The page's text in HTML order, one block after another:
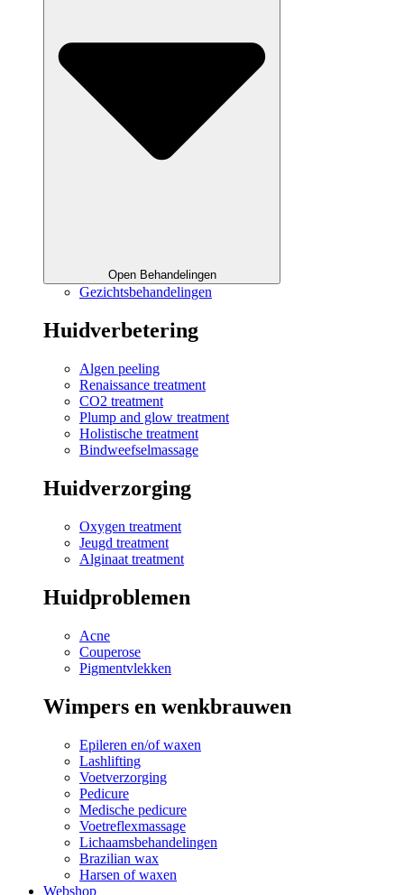
Open Behandelingen
Gezichtsbehandelingen
Huidverbetering
Algen peeling
Renaissance treatment
CO2 treatment
Plump and glow treatment
Holistische treatment
Bindweefselmassage
Huidverzorging
Oxygen treatment
Jeugd treatment
Alginaat treatment
Huidproblemen
Acne
Couperose
Pigmentvlekken
Wimpers en wenkbrauwen
Epileren en/of waxen
Lashlifting
Voetverzorging
Pedicure
Medische pedicure
Voetreflexmassage
Lichaamsbehandelingen
Brazilian wax
Harsen of waxen
Webshop